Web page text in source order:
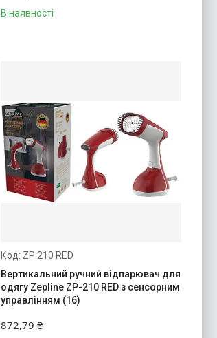
В наявності
ZP 210 RED
Вертикальний ручний відпарювач для
одягу Zepline ZP-210 RED з сенсорним
управлінням (16)
872,79 ₴